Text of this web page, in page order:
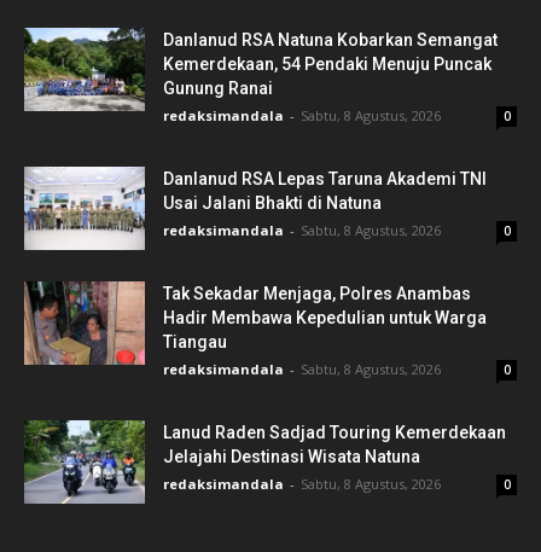
Danlanud RSA Natuna Kobarkan Semangat
Kemerdekaan, 54 Pendaki Menuju Puncak
Gunung Ranai
redaksimandala - Sabtu, 8 Agustus, 2026 0
Danlanud RSA Lepas Taruna Akademi TNI
Usai Jalani Bhakti di Natuna
redaksimandala - Sabtu, 8 Agustus, 2026 0
Tak Sekadar Menjaga, Polres Anambas
Hadir Membawa Kepedulian untuk Warga
Tiangau
redaksimandala - Sabtu, 8 Agustus, 2026 0
Lanud Raden Sadjad Touring Kemerdekaan
Jelajahi Destinasi Wisata Natuna
redaksimandala - Sabtu, 8 Agustus, 2026 0